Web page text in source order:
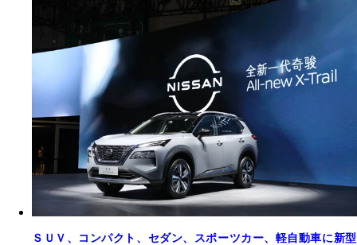
ＳＵＶ、コンパクト、セダン、スポーツカー、軽自動車に新型